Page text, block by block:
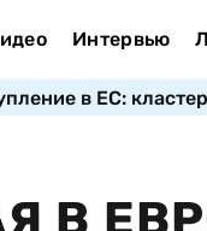
Интервью
в ЕС:
В